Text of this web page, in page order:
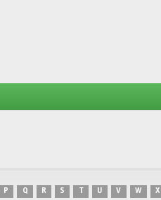
P Q R S T U V W X